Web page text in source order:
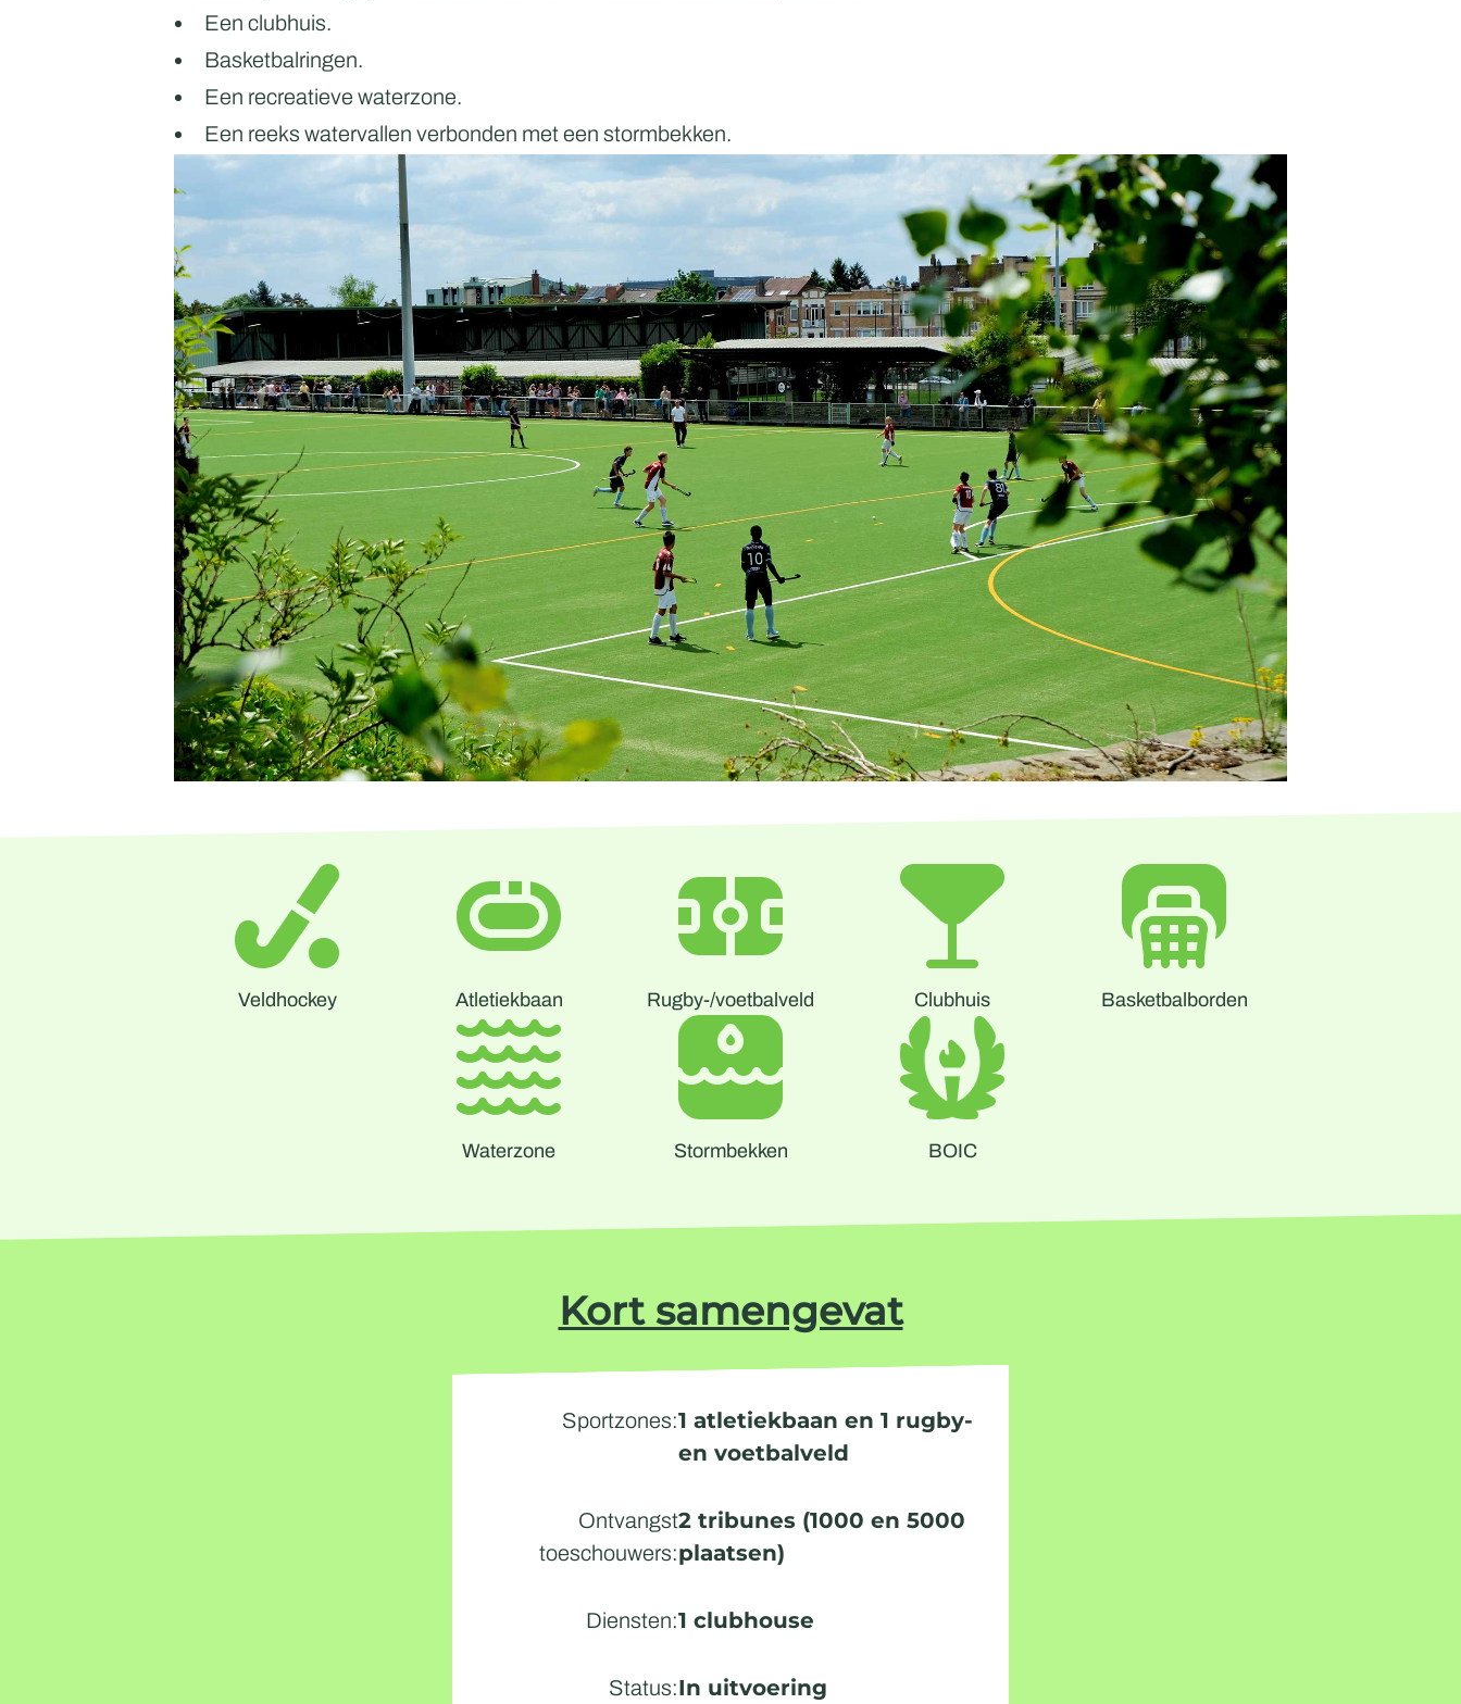
Een clubhuis.
Basketbalringen.
Een recreatieve waterzone.
Een reeks watervallen verbonden met een stormbekken.
Veldhockey Atletiekbaan Rugby-/voetbalveld Clubhuis Basketbalborden
Waterzone Stormbekken BOIC
Kort samengevat
Sportzones:1 atletiekbaan en 1 rugby-
en voetbalveld
Ontvangst
toeschouwers:
2 tribunes (1000 en 5000
plaatsen)
Diensten:1 clubhouse
Status:In uitvoering